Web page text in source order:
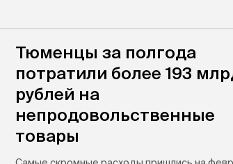
Тюменцы за полгода
потратили более 193
рублей на
непродовольственные
товары